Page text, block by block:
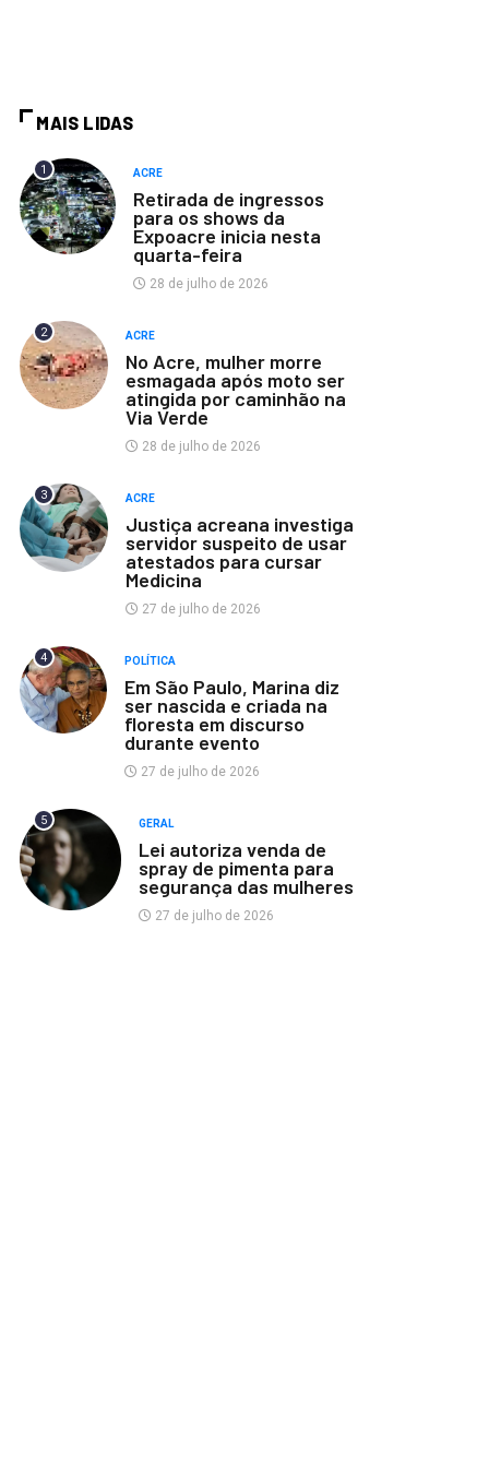
MAIS LIDAS
1 ACRE
Retirada de ingressos
para os shows da
Expoacre inicia nesta
quarta-feira
28 de julho de 2026
2 ACRE
No Acre, mulher morre
esmagada após moto ser
atingida por caminhão na
Via Verde
28 de julho de 2026
3 ACRE
Justiça acreana investiga
servidor suspeito de usar
atestados para cursar
Medicina
27 de julho de 2026
4 POLÍTICA
Em São Paulo, Marina diz
ser nascida e criada na
floresta em discurso
durante evento
27 de julho de 2026
5 GERAL
Lei autoriza venda de
spray de pimenta para
segurança das mulheres
27 de julho de 2026